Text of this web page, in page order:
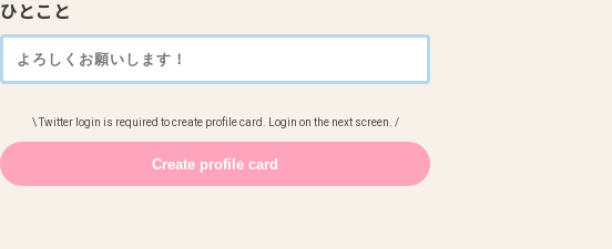
ひとこと
\ Twitter login is required to create profile card. Login on the next screen. /